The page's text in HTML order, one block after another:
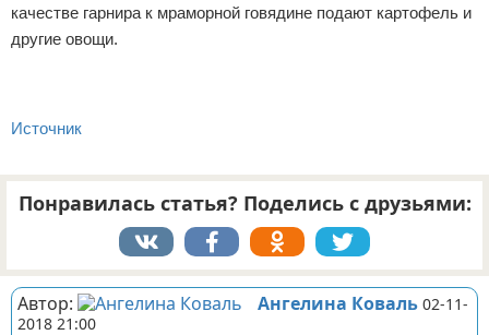
качестве гарнира к мраморной говядине подают картофель и
другие овощи.
Источник
Понравилась статья? Поделись с друзьями:
Автор: Ангелина Коваль 02-11-
2018 21:00